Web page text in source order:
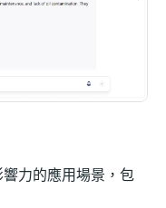
力的應用場景，包